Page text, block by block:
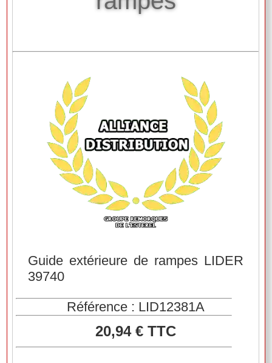
Guide extérieure de rampes LIDER
39740
Référence : LID12381A
20,94 € TTC